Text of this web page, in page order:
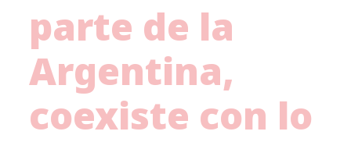
parte de la
Argentina,
coexiste con lo